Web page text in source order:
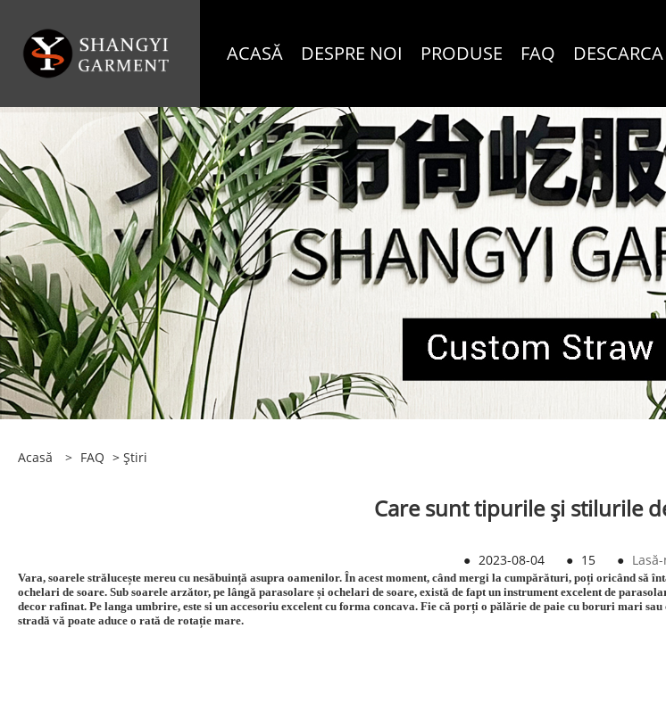
ACASĂ DESPRE NOI PRODUSE FAQ DESCARCA
Acasă > FAQ > Știri
Care sunt tipurile și stilurile
● 2023-08-04 ● 15 ●
Vara, soarele strălucește mereu cu nesăbuință asupra oamenilor. În acest moment, când mergi la cumpărături, poți oricând să
ochelari de soare. Sub soarele arzător, pe lângă parasolare și ochelari de soare, există de fapt un instrument excelent de
decor rafinat. Pe langa umbrire, este si un accesoriu excelent cu forma concava. Fie că porți o pălărie de paie cu boruri mari
stradă vă poate aduce o rată de rotație mare.